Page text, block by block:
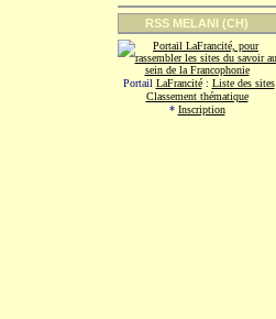
RSS MELANI (CH)
Portail LaFrancité: Liste des sites
Classement thématique
* Inscription